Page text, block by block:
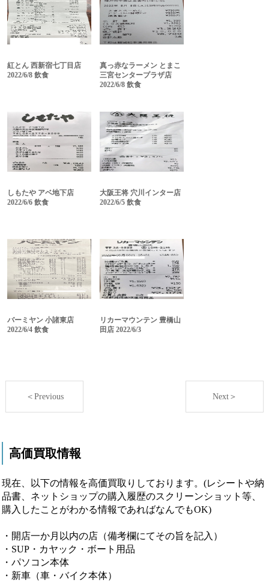
紅とん 西新宿七丁目店
2022/6/8 飲食
真っ赤なラーメン とまこ
三宮センタープラザ店
2022/6/8 飲食
しもたや アベ地下店
2022/6/6 飲食
大阪王将 穴川インター店
2022/6/5 飲食
バーミヤン 小諸東店
2022/6/4 飲食
リカーマウンテン 豊橋山
田店 2022/6/3
＜Previous Next＞
高価買取情報
現在、以下の情報を高価買取りしております。(レシートや納
品書、ネットショップの購入履歴のスクリーンショット等、
購入したことがわかる情報であればなんでもOK)
・開店一か月以内の店（備考欄にてその旨を記入）
・SUP・カヤック・ボート用品
・パソコン本体
・新車（車・バイク本体）